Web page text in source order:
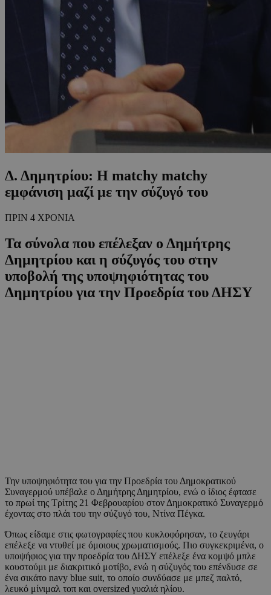
Δ. Δημητρίου: Η matchy matchy
εμφάνιση μαζί με την σύζυγό του
ΠΡΙΝ 4 ΧΡΟΝΙΑ
Τα σύνολα που επέλεξαν ο Δημήτρης
Δημητρίου και η σύζυγός του στην
υποβολή της υποψηφιότητας του
Δημητρίου για την Προεδρία του ΔΗΣΥ
Την υποψηφιότητα του για την Προεδρία του Δημοκρατικού
Συναγερμού υπέβαλε ο Δημήτρης Δημητρίου, ενώ ο ίδιος έφτασε
το πρωί της Τρίτης 21 Φεβρουαρίου στον Δημοκρατικό Συναγερμό
έχοντας στο πλάι του την σύζυγό του, Ντίνα Πέγκα.
Όπως είδαμε στις φωτογραφίες που κυκλοφόρησαν, το ζευγάρι
επέλεξε να ντυθεί με όμοιους χρωματισμούς. Πιο συγκεκριμένα, ο
υποψήφιος για την προεδρία του ΔΗΣΥ επέλεξε ένα κομψό μπλε
κουστούμι με διακριτικό μοτίβο, ενώ η σύζυγός του επένδυσε σε
ένα σικάτο navy blue suit, το οποίο συνδύασε με μπεζ παλτό,
λευκό μίνιμαλ τοπ και oversized γυαλιά ηλίου.